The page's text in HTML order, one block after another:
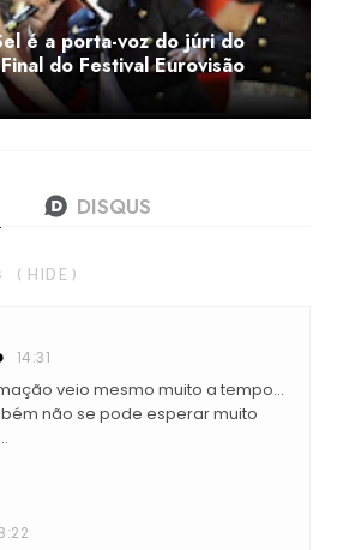
é a porta-voz do júri do
do Festival Eurovisão
( HIDE )
14:31
veio mesmo muito a tempo...
não se pode esperar muito